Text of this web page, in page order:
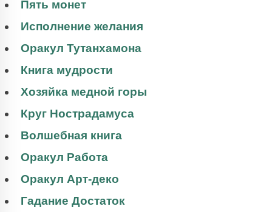
Пять монет
Исполнение желания
Оракул Тутанхамона
Книга мудрости
Хозяйка медной горы
Круг Нострадамуса
Волшебная книга
Оракул Работа
Оракул Арт-деко
Гадание Достаток